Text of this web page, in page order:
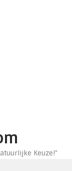
Keuze!"